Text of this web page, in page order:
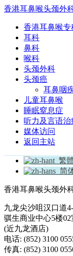
香港耳鼻喉头颈外
香港耳鼻喉专
耳科
鼻科
喉科
头颈外科
头颈癌
耳鼻咽
儿童耳鼻喉
睡眠窒息症
听力及言语治
媒体访问
返回主站
繁
简
香港耳鼻喉头颈外
九龙尖沙咀汉口道
骐生商业中心5楼02
(近九龙酒店)
电话: (852) 3100
传真: (852) 3100